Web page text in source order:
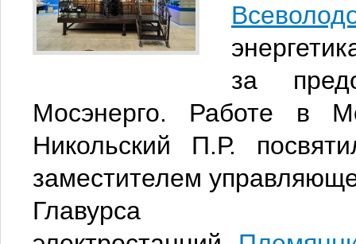
за
Мосэнерго. Работе в
Никольский П.Р.
заместителем
Главурса